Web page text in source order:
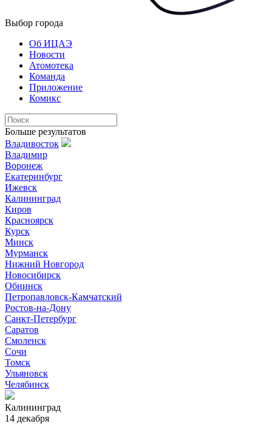
Выбор города
Об ИЦАЭ
Новости
Атомотека
Команда
Приложение
Комикс
Больше результатов
Владивосток
Владимир
Воронеж
Екатеринбург
Ижевск
Калининград
Киров
Красноярск
Курск
Минск
Мурманск
Нижний Новгород
Новосибирск
Обнинск
Петропавловск-Камчатский
Ростов-на-Дону
Санкт-Петербург
Саратов
Смоленск
Сочи
Томск
Ульяновск
Челябинск
Калининград
14 декабря